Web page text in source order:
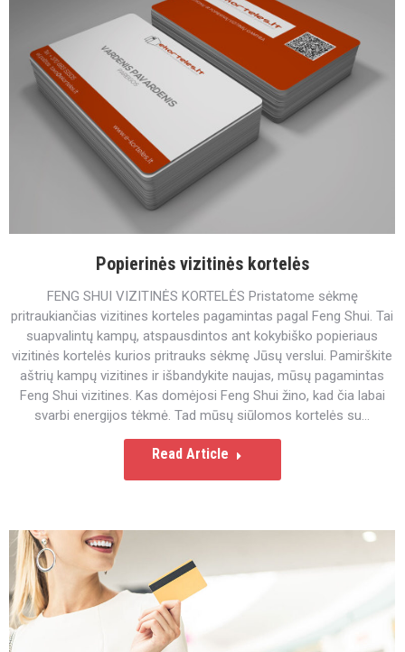
Popierinės vizitinės kortelės
FENG SHUI VIZITINĖS KORTELĖS Pristatome sėkmę
pritraukiančias vizitines korteles pagamintas pagal Feng Shui. Tai
suapvalintų kampų, atspausdintos ant kokybiško popieriaus
vizitinės kortelės kurios pritrauks sėkmę Jūsų verslui. Pamirškite
aštrių kampų vizitines ir išbandykite naujas, mūsų pagamintas
Feng Shui vizitines. Kas domėjosi Feng Shui žino, kad čia labai
svarbi energijos tėkmė. Tad mūsų siūlomos kortelės su…
Read Article